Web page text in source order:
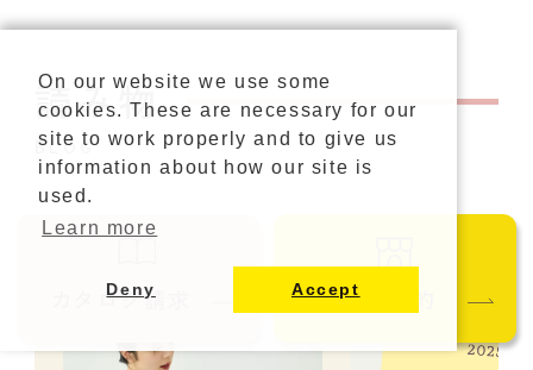
カタログ請求 ご来店予約
読み物
BLOG
On our website we use some
cookies. These are necessary for our
site to work properly and to give us
information about how our site is
used.
Learn more
Deny Accept